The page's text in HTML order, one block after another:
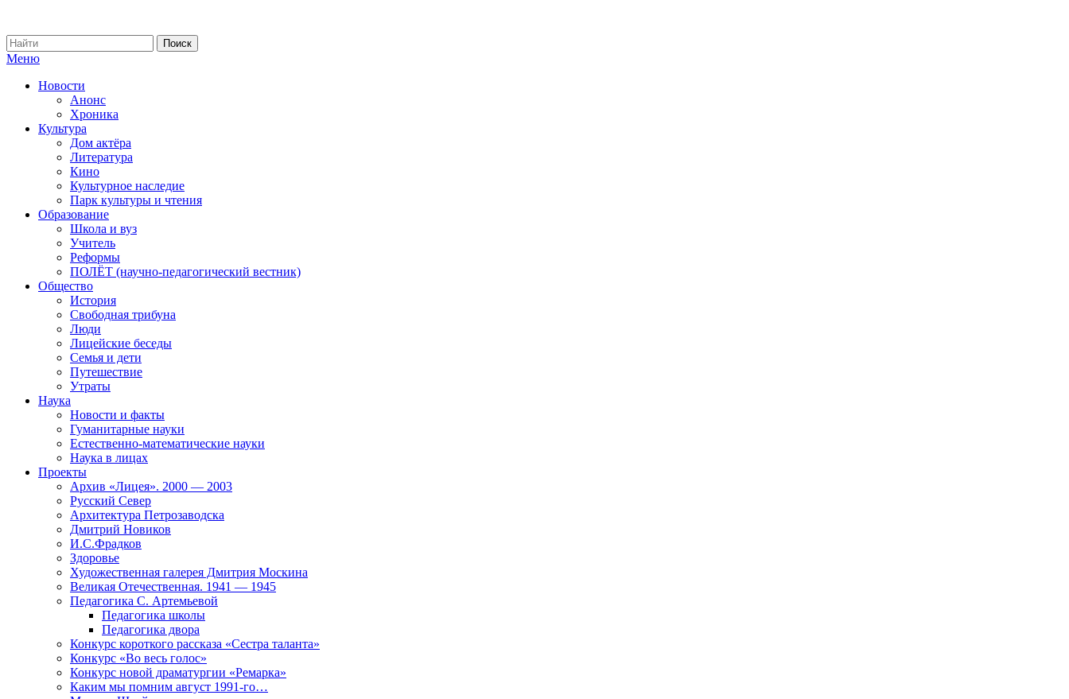
Меню
Новости
Анонс
Хроника
Культура
Дом актёра
Литература
Кино
Культурное наследие
Парк культуры и чтения
Образование
Школа и вуз
Учитель
Реформы
ПОЛЁТ (научно-педагогический вестник)
Общество
История
Свободная трибуна
Люди
Лицейские беседы
Семья и дети
Путешествие
Утраты
Наука
Новости и факты
Гуманитарные науки
Естественно-математические науки
Наука в лицах
Проекты
Архив «Лицея». 2000 — 2003
Русский Север
Архитектура Петрозаводска
Дмитрий Новиков
И.С.Фрадков
Здоровье
Художественная галерея Дмитрия Москина
Великая Отечественная. 1941 — 1945
Педагогика С. Артемьевой
Педагогика школы
Педагогика двора
Конкурс короткого рассказа «Сестра таланта»
Конкурс «Во весь голос»
Конкурс новой драматургии «Ремарка»
Каким мы помним август 1991-го…